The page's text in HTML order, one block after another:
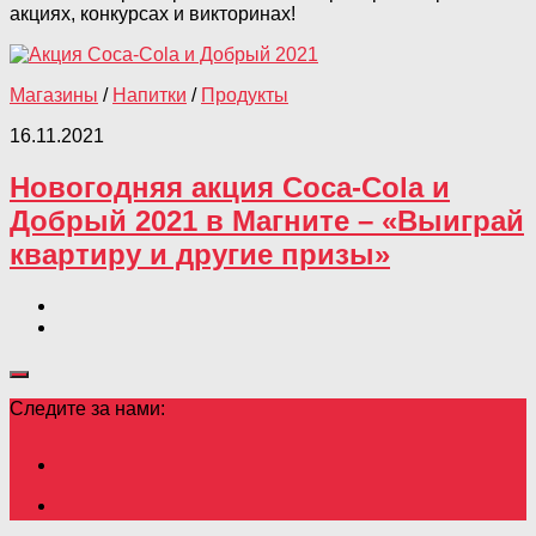
акциях, конкурсах и викторинах!
Магазины / Напитки / Продукты
16.11.2021
Новогодняя акция Coca-Cola и
Добрый 2021 в Магните – «Выиграй
квартиру и другие призы»
Следите за нами: